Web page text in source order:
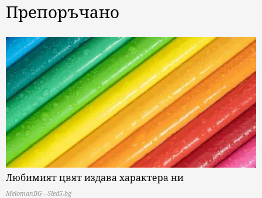
Препоръчано
Любимият цвят издава характера ни
MelomanBG - Sled5.bg